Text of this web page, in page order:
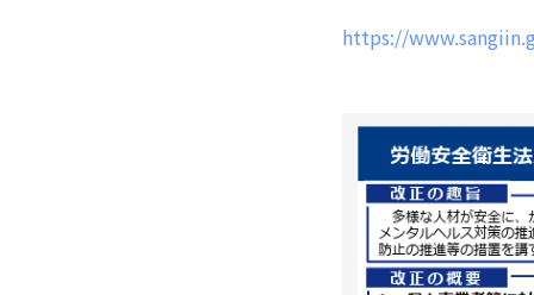
https://